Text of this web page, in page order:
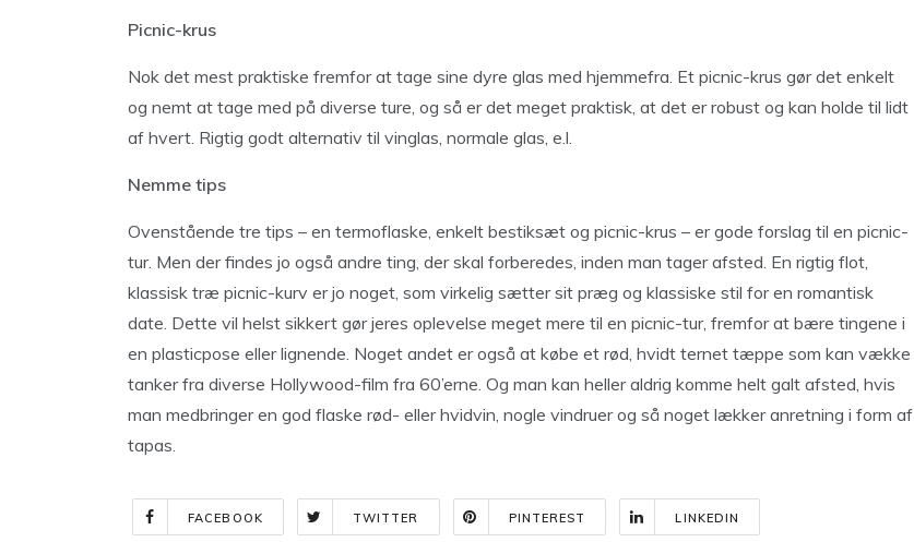
Picnic-krus
Nok det mest praktiske fremfor at tage sine dyre glas med hjemmefra. Et picnic-krus gør det enkelt
og nemt at tage med på diverse ture, og så er det meget praktisk, at det er robust og kan holde til lidt
af hvert. Rigtig godt alternativ til vinglas, normale glas, e.l.
Nemme tips
Ovenstående tre tips – en termoflaske, enkelt bestiksæt og picnic-krus – er gode forslag til en picnic-
tur. Men der findes jo også andre ting, der skal forberedes, inden man tager afsted. En rigtig flot,
klassisk træ picnic-kurv er jo noget, som virkelig sætter sit præg og klassiske stil for en romantisk
date. Dette vil helst sikkert gør jeres oplevelse meget mere til en picnic-tur, fremfor at bære tingene i
en plasticpose eller lignende. Noget andet er også at købe et rød, hvidt ternet tæppe som kan vække
tanker fra diverse Hollywood-film fra 60’erne. Og man kan heller aldrig komme helt galt afsted, hvis
man medbringer en god flaske rød- eller hvidvin, nogle vindruer og så noget lækker anretning i form af
tapas.
FACEBOOK TWITTER PINTEREST LINKEDIN